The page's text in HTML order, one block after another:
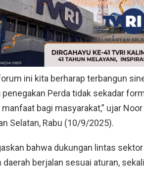
ini kita berharap terbangun
Perda tidak sekadar
bagi masyarakat,” ujar
Selatan, Rabu (10/9/2025).
bahwa dukungan lintas
daerah berjalan sesuai aturan,